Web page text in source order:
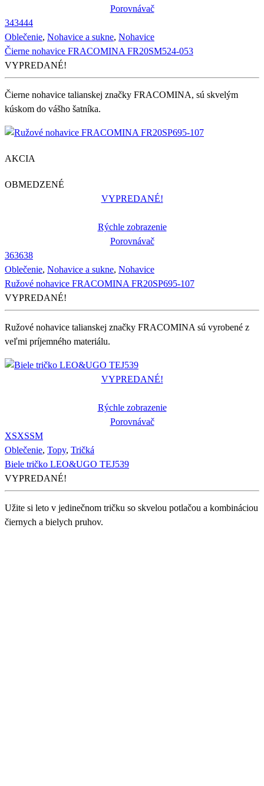
Porovnávač
343444
Oblečenie, Nohavice a sukne, Nohavice
Čierne nohavice FRACOMINA FR20SM524-053
VYPREDANÉ!
Čierne nohavice talianskej značky FRACOMINA, sú skvelým
kúskom do vášho šatníka.
AKCIA
OBMEDZENÉ
VYPREDANÉ!
Rýchle zobrazenie
Porovnávač
363638
Oblečenie, Nohavice a sukne, Nohavice
Ružové nohavice FRACOMINA FR20SP695-107
VYPREDANÉ!
Ružové nohavice talianskej značky FRACOMINA sú vyrobené z
veľmi príjemného materiálu.
VYPREDANÉ!
Rýchle zobrazenie
Porovnávač
XSXSSM
Oblečenie, Topy, Tričká
Biele tričko LEO&UGO TEJ539
VYPREDANÉ!
Užite si leto v jedinečnom tričku so skvelou potlačou a kombináciou
čiernych a bielych pruhov.